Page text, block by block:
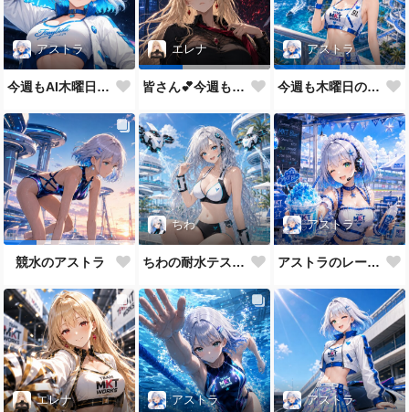
アストラ
今週もAI木曜日のRQの時間だよ
エレナ
皆さん💕今週もおつかれさまでした✨
アストラ
今週も木曜日のRQだよ💕
競水のアストラ
ちわ
ちわの耐水テスト（ほぼ生身バージョン）
アストラ
アストラのレーシングメイドだよ💕
エレナ アストラ アストラ